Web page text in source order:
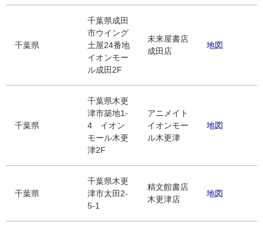
千葉県
千葉県成田
市ウイング
土屋24番地
イオンモー
ル成田2F
未来屋書店
成田店
地図
千葉県
千葉県木更
津市築地1-
4 イオン
モール木更
津2F
アニメイト
イオンモー
ル木更津
地図
千葉県
千葉県木更
津市太田2-
5-1
精文館書店
木更津店
地図